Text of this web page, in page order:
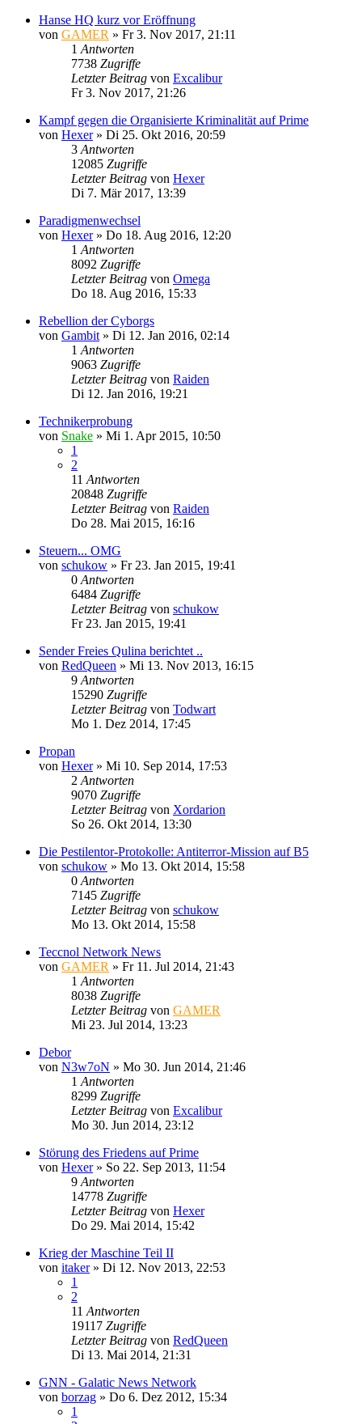
Hanse HQ kurz vor Eröffnung
von GAMER » Fr 3. Nov 2017, 21:11
1 Antworten
7738 Zugriffe
Letzter Beitrag von Excalibur
Fr 3. Nov 2017, 21:26
Kampf gegen die Organisierte Kriminalität auf Prime
von Hexer» Di 25. Okt 2016, 20:59
3 Antworten
12085 Zugriffe
Letzter Beitrag von Hexer
Di 7. Mär 2017, 13:39
Paradigmenwechsel
von Hexer» Do 18. Aug 2016, 12:20
1 Antworten
8092 Zugriffe
Letzter Beitrag von Omega
Do 18. Aug 2016, 15:33
Rebellion der Cyborgs
von Gambit » Di 12. Jan 2016, 02:14
1 Antworten
9063 Zugriffe
Letzter Beitrag von Raiden
Di 12. Jan 2016, 19:21
Technikerprobung
von Snake » Mi 1. Apr 2015, 10:50
1
2
11 Antworten
20848 Zugriffe
Letzter Beitrag von Raiden
Do 28. Mai 2015, 16:16
Steuern... OMG
von schukow » Fr 23. Jan 2015, 19:41
0 Antworten
6484 Zugriffe
Letzter Beitrag von schukow
Fr 23. Jan 2015, 19:41
Sender Freies Qulina berichtet ..
von RedQueen » Mi 13. Nov 2013, 16:15
9 Antworten
15290 Zugriffe
Letzter Beitrag von Todwart
Mo 1. Dez 2014, 17:45
Propan
von Hexer» Mi 10. Sep 2014, 17:53
2 Antworten
9070 Zugriffe
Letzter Beitrag von Xordarion
So 26. Okt 2014, 13:30
Die Pestilentor-Protokolle: Antiterror-Mission auf B5
von schukow » Mo 13. Okt 2014, 15:58
0 Antworten
7145 Zugriffe
Letzter Beitrag von schukow
Mo 13. Okt 2014, 15:58
Teccnol Network News
von GAMER » Fr 11. Jul 2014, 21:43
1 Antworten
8038 Zugriffe
Letzter Beitrag von GAMER
Mi 23. Jul 2014, 13:23
Debor
von N3w7oN » Mo 30. Jun 2014, 21:46
1 Antworten
8299 Zugriffe
Letzter Beitrag von Excalibur
Mo 30. Jun 2014, 23:12
Störung des Friedens auf Prime
von Hexer» So 22. Sep 2013, 11:54
9 Antworten
14778 Zugriffe
Letzter Beitrag von Hexer
Do 29. Mai 2014, 15:42
Krieg der Maschine Teil II
von itaker» Di 12. Nov 2013, 22:53
1
2
11 Antworten
19117 Zugriffe
Letzter Beitrag von RedQueen
Di 13. Mai 2014, 21:31
GNN - Galatic News Network
von borzag » Do 6. Dez 2012, 15:34
1